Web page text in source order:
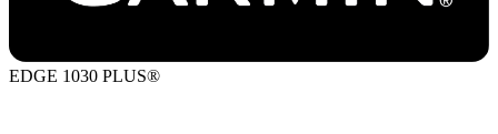
EDGE 1030 PLUS®